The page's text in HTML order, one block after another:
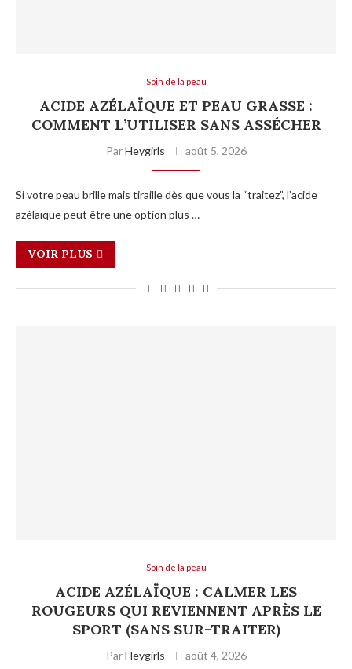
Soin de la peau
ACIDE AZÉLAÏQUE ET PEAU GRASSE :
COMMENT L’UTILISER SANS ASSÉCHER
ParHeygirls août 5, 2026
Si votre peau brille mais tiraille dès que vous la “traitez”, l’acide
azélaïque peut être une option plus …
VOIR PLUS
Soin de la peau
ACIDE AZÉLAÏQUE : CALMER LES
ROUGEURS QUI REVIENNENT APRÈS LE
SPORT (SANS SUR-TRAITER)
ParHeygirls août 4, 2026